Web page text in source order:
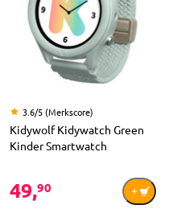
3.6/5 (Merkscore)
Kidywolf Kidywatch Green
Kinder Smartwatch
49,90